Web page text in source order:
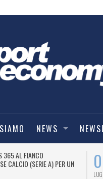
NEWS
365 AL FIANCO
CALCIO (SERIE A) PER UN